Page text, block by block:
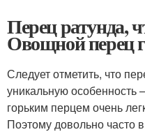
Перец ратунда,
Овощной перец
Следует отметить, что
уникальную
горьким перцем очень
Поэтому довольно часто